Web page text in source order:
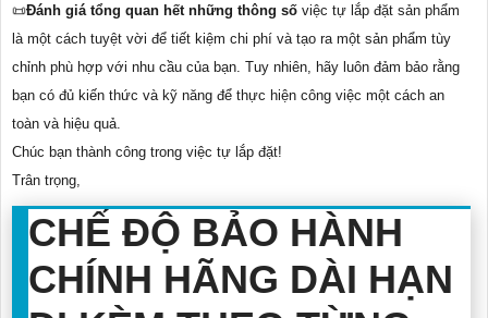
📜Đánh giá tổng quan hết những thông số việc tự lắp đặt sản phẩm
là một cách tuyệt vời để tiết kiệm chi phí và tạo ra một sản phẩm tùy
chỉnh phù hợp với nhu cầu của bạn. Tuy nhiên, hãy luôn đảm bảo rằng
bạn có đủ kiến thức và kỹ năng để thực hiện công việc một cách an
toàn và hiệu quả.
Chúc bạn thành công trong việc tự lắp đặt!
Trân trọng,
CHẾ ĐỘ BẢO HÀNH
CHÍNH HÃNG DÀI HẠN